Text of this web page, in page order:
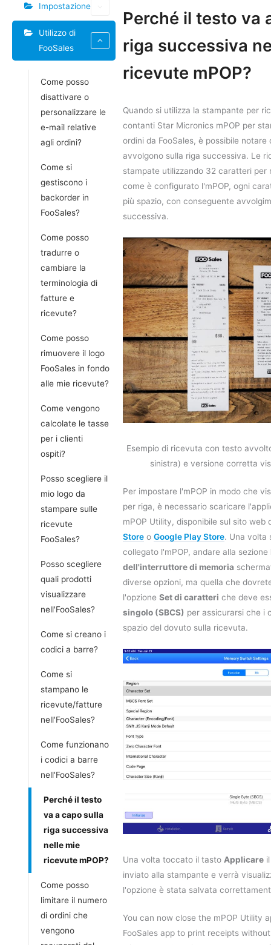
Impostazione
Utilizzo di
FooSales
Come posso
disattivare o
personalizzare le
e-mail relative
agli ordini?
Come si
gestiscono i
backorder in
FooSales?
Come posso
tradurre o
cambiare la
terminologia di
fatture e
ricevute?
Come posso
rimuovere il logo
FooSales in fondo
alle mie ricevute?
Come vengono
calcolate le tasse
per i clienti
ospiti?
Posso scegliere il
mio logo da
stampare sulle
ricevute
FooSales?
Posso scegliere
quali prodotti
visualizzare
nell'FooSales?
Come si creano i
codici a barre?
Come si
stampano le
ricevute/fatture
nell'FooSales?
Come funzionano
i codici a barre
nell'FooSales?
Perché il testo
va a capo sulla
riga successiva
nelle mie
ricevute mPOP?
Come posso
limitare il numero
di ordini che
vengono
Perché il testo va
riga successiva
ricevute mPOP?
Quando si utilizza la stampante per
contanti Star Micronics mPOP per
ordini da FooSales, è possibile
avvolgono sulla riga successiva. Le
stampate utilizzando 32 caratteri per
come è configurato l'mPOP, ogni
più spazio, con conseguente
successiva.
Esempio di ricevuta con testo
sinistra) e versione corretta
Per impostare l'mPOP in modo che
per riga, è necessario scaricare
mPOP Utility, disponibile sul sito web
Store o Google Play Store. Una volta
collegato l'mPOP, andare alla sezione
dell'interruttore di memoria
diverse opzioni, ma quella che
l'opzione Set di caratteri che deve
singolo (SBCS) per assicurarsi che i
spazio del dovuto sulla ricevuta.
Una volta toccato il tasto Applicare
inviato alla stampante e verrà
l'opzione è stata salvata
You can now close the mPOP Utility
FooSales app to print receipts
Tag
tra
documenti